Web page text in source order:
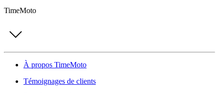
TimeMoto
À propos TimeMoto
Témoignages de clients